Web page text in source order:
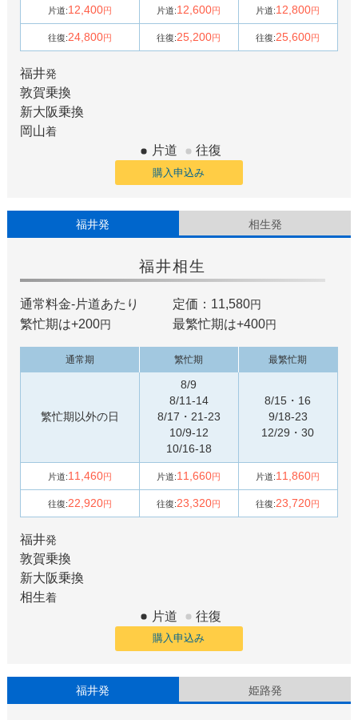
片道:12,400円 片道:12,600円 片道:12,800円
往復:24,800円 往復:25,200円 往復:25,600円
福井発
敦賀乗換
新大阪乗換
岡山着
片道 往復
購入申込み
福井発 相生発
福井相生
通常料金-片道あたり 定価：11,580円
繁忙期は+200円 最繁忙期は+400円
通常期 繁忙期 最繁忙期
繁忙期以外の日
8/9
8/11-14
8/17・21-23
10/9-12
10/16-18
8/15・16
9/18-23
12/29・30
片道:11,460円 片道:11,660円 片道:11,860円
往復:22,920円 往復:23,320円 往復:23,720円
福井発
敦賀乗換
新大阪乗換
相生着
片道 往復
購入申込み
福井発 姫路発